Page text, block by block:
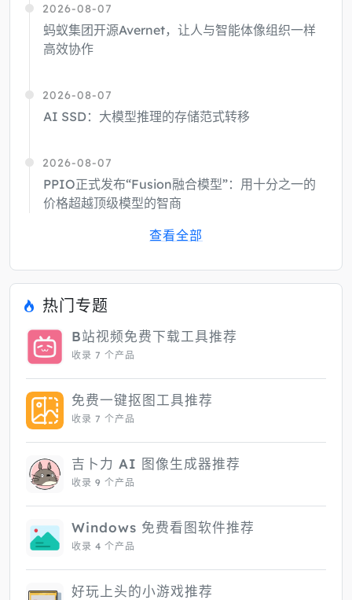
2026-08-07
蚂蚁集团开源Avernet，让人与智能体像组织一样
高效协作
2026-08-07
AI SSD：大模型推理的存储范式转移
2026-08-07
PPIO正式发布“Fusion融合模型”：用十分之一的
价格超越顶级模型的智商
查看全部
热门专题
B站视频免费下载工具推荐
收录 7 个产品
免费一键抠图工具推荐
收录 7 个产品
吉卜力 AI 图像生成器推荐
收录 9 个产品
Windows 免费看图软件推荐
收录 4 个产品
好玩上头的小游戏推荐